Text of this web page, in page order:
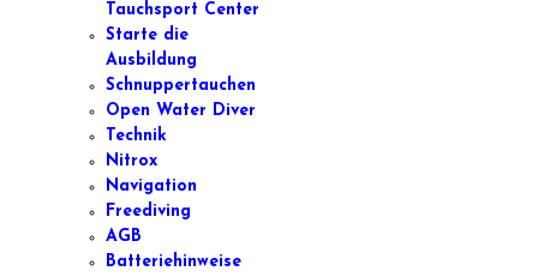
Tauchsport Center
Starte die
Ausbildung
Schnuppertauchen
Open Water Diver
Technik
Nitrox
Navigation
Freediving
AGB
Batteriehinweise